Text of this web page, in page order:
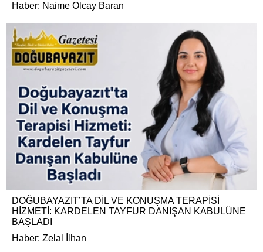
Haber: Naime Olcay Baran
DOĞUBAYAZIT’TA DİL VE KONUŞMA TERAPİSİ
HİZMETİ: KARDELEN TAYFUR DANIŞAN KABULÜNE
BAŞLADI
Haber: Zelal İlhan